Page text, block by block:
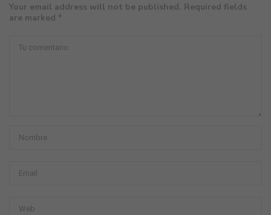
Your email address will not be published. Required fields
are marked *